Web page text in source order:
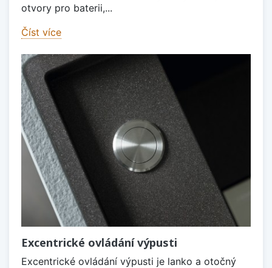
otvory pro baterii,...
Číst více
Excentrické ovládání výpusti
Excentrické ovládání výpusti je lanko a otočný